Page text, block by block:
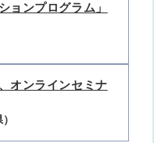
ョンプログラム」
オンラインセミナ